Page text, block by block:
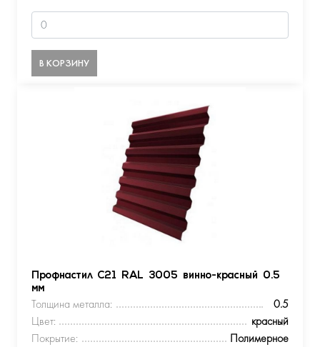
В КОРЗИНУ
Профнастил С21 RAL 3005 винно-красный 0.5
мм
Толщина металла:
0.5
Цвет:
красный
Покрытие:
Полимерное